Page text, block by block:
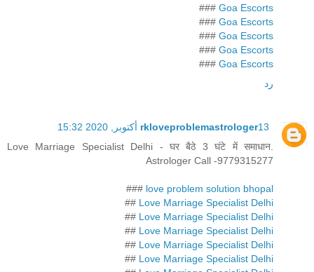
Goa Escorts
###
Goa Escorts
###
Goa Escorts
###
Goa Escorts
###
Goa Escorts
###
رد
rkloveproblemastrologer13 أكتوبر, 2020 15:32
Love Marriage Specialist Delhi - घर बैठे 3 घंटे में समाधान.
Astrologer Call -9779315277
love problem solution bhopal
###
Love Marriage Specialist Delhi
##
Love Marriage Specialist Delhi
##
Love Marriage Specialist Delhi
##
Love Marriage Specialist Delhi
##
Love Marriage Specialist Delhi
##